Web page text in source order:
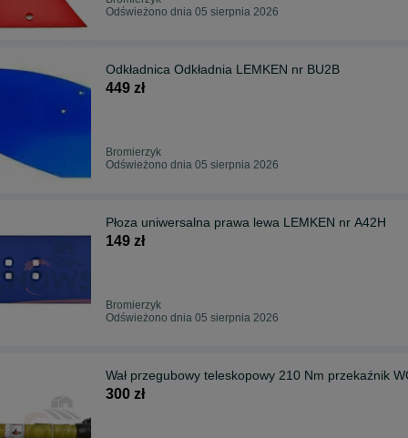
Odświeżono dnia 05 sierpnia 2026
Odkładnica Odkładnia LEMKEN nr BU2B
449 zł
Bromierzyk
Odświeżono dnia 05 sierpnia 2026
Płoza uniwersalna prawa lewa LEMKEN nr A42H
149 zł
Bromierzyk
Odświeżono dnia 05 sierpnia 2026
Wał przegubowy teleskopowy 210 Nm przekaźnik
300 zł